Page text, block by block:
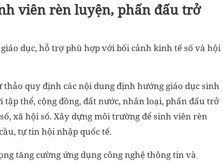
viên rèn luyện, phấn đấu trở
dục, hỗ trợ phù hợp với bối cảnh kinh tế số và hội
thảo quy định các nội dung định hướng giáo dục sinh
thể, cộng đồng, đất nước, nhân loại, phấn đấu trở
xã hội số. Xây dựng môi trường để sinh viên rèn
tự tin hội nhập quốc tế.
tăng cường ứng dụng công nghệ thông tin và